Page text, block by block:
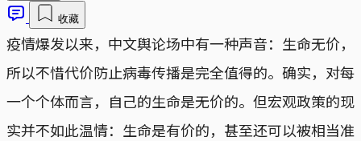
收藏
疫情爆发以来，中文舆论场中有一种声音：生命无价，
所以不惜代价防止病毒传播是完全值得的。确实，对每
一个个体而言，自己的生命是无价的。但宏观政策的现
实并不如此温情：生命是有价的，甚至还可以被相当准